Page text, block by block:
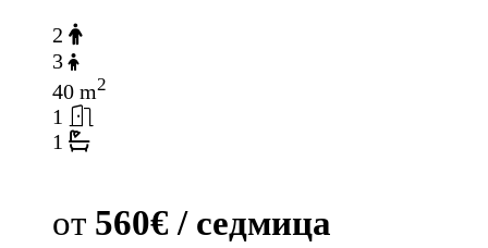
2
3
40 m2
1
1
от 560€ / седмица